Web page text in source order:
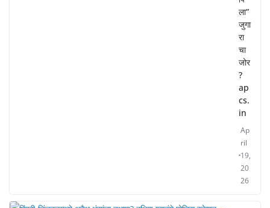
ला”
जुगा
रा
चा
जोर
?
ap
cs.
in
Ap
ril
19,
20
26